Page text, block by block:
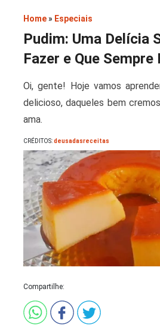
Home » Especiais
Pudim: Uma Delícia
Fazer e Que Sempre
Oi, gente! Hoje vamos
delicioso, daqueles bem
ama.
CRÉDITOS:deusadasreceitas
Compartilhe: